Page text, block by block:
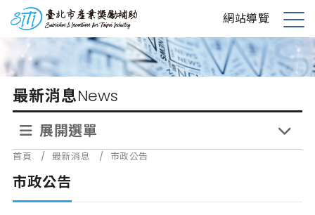
到
要
內
台北市產業獎勵補助 網站導覽
展
開
選
單
最新消息News
展開選單
首頁 / 最新消息 / 市政公告
市政公告